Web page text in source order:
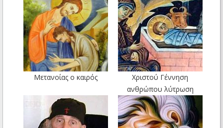
Μετανοίας ο καιρός
Χριστού Γέννηση
ανθρώπου λύτρωση